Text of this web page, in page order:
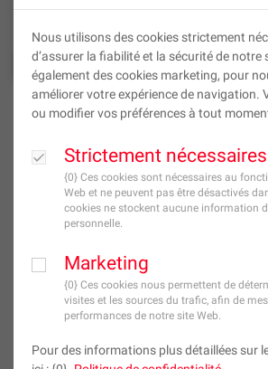
Nous utilisons des cookies strictement
d’assurer la fiabilité et la sécurité de
également des cookies marketing, pour
améliorer votre expérience de navigation.
ou modifier vos préférences à tout
Strictement nécessaires
{0} Ces cookies sont nécessaires au
Web et ne peuvent pas être désactivés
cookies ne stockent aucune information
personnelle.
Marketing
{0} Ces cookies nous permettent de
visites et les sources du trafic, afin de
performances de notre site Web.
Pour des informations plus détaillées sur
Cartes Évènements
Imprimez vos
Vous aussi, vous avez une multitude de
souvenirs ?
Choisissez l’impression photo qui VOUS
plus beaux moments toujours près de vous !
Vous pouvez commander vos photos en ligne
votre magasin, avec la promesse d’une